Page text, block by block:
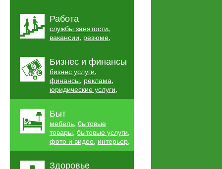
Работа
службы занятости,
вакансии, резюме,
Бизнес и финансы
бизнес услуги,
финансы, реклама,
юридические услуги,
Быт
мебель, бытовые
товары, бытовые услуги,
фото и видео, интерьер,
Здоровье